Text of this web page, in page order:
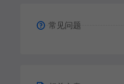
常见问题